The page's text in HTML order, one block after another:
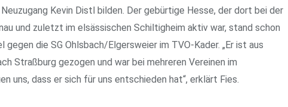
Kevin Distl bilden. Der gebürtige Hesse, der dort bei der
und zuletzt im elsässischen Schiltigheim aktiv war, stand schon
die SG Ohlsbach/Elgersweier im TVO-Kader. „Er ist aus
Straßburg gezogen und war bei mehreren Vereinen im
uns, dass er sich für uns entschieden hat“, erklärt Fies.